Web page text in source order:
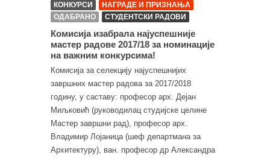
КОНКУРСИ
НАГРАДЕ И ПРИЗНАЊА
ОДАБРАНО
СТУДЕНТСКИ РАДОВИ
Комисија изабрала најуспешније
мастер радове 2017/18 за номинације
на важним конкурсима!
Комисија за селекцију најуспешнијих
завршних мастер радова за 2017/2018
годину, у саставу: професор арх. Дејан
Миљковић (руководилац студијске целине
Мастер завршни рад), професор арх.
Владимир Лојаница (шеф департмана за
Архитектуру), ван. професор др Александра